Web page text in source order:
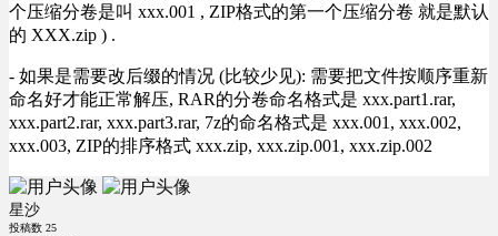
个压缩分卷是叫 xxx.001 , ZIP格式的第一个压缩分卷 就是默认
的 XXX.zip ) .
- 如果是需要改后缀的情况 (比较少见): 需要把文件按顺序重新
命名好才能正常解压, RAR的分卷命名格式是 xxx.part1.rar,
xxx.part2.rar, xxx.part3.rar, 7z的命名格式是 xxx.001, xxx.002,
xxx.003, ZIP的排序格式 xxx.zip, xxx.zip.001, xxx.zip.002
星沙
投稿数 25